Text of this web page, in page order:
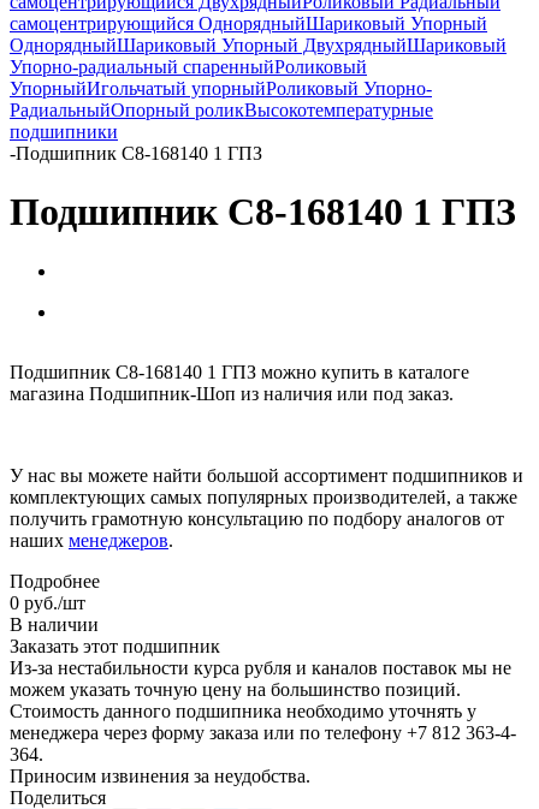
самоцентрирующийся ОднорядныйШариковый Упорный
ОднорядныйШариковый Упорный ДвухрядныйШариковый
Упорно-радиальный спаренныйРоликовый
УпорныйИгольчатый упорныйРоликовый Упорно-
РадиальныйОпорный роликВысокотемпературные
подшипники
-Подшипник С8-168140 1 ГПЗ
Подшипник С8-168140 1 ГПЗ
Подшипник С8-168140 1 ГПЗ можно купить в каталоге
магазина Подшипник-Шоп из наличия или под заказ.
У нас вы можете найти большой ассортимент подшипников и
комплектующих самых популярных производителей, а также
получить грамотную консультацию по подбору аналогов от
наших менеджеров.
Подробнее
0 руб./шт
В наличии
Заказать этот подшипник
Из-за нестабильности курса рубля и каналов поставок мы не
можем указать точную цену на большинство позиций.
Стоимость данного подшипника необходимо уточнять у
менеджера через форму заказа или по телефону +7 812 363-4-
364.
Приносим извинения за неудобства.
Поделиться